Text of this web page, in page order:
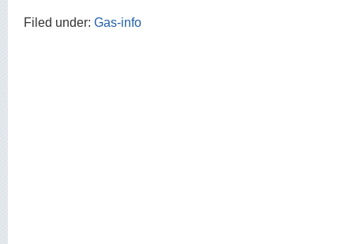
Filed under: Gas-info